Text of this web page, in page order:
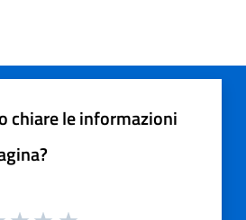
chiare le informazioni